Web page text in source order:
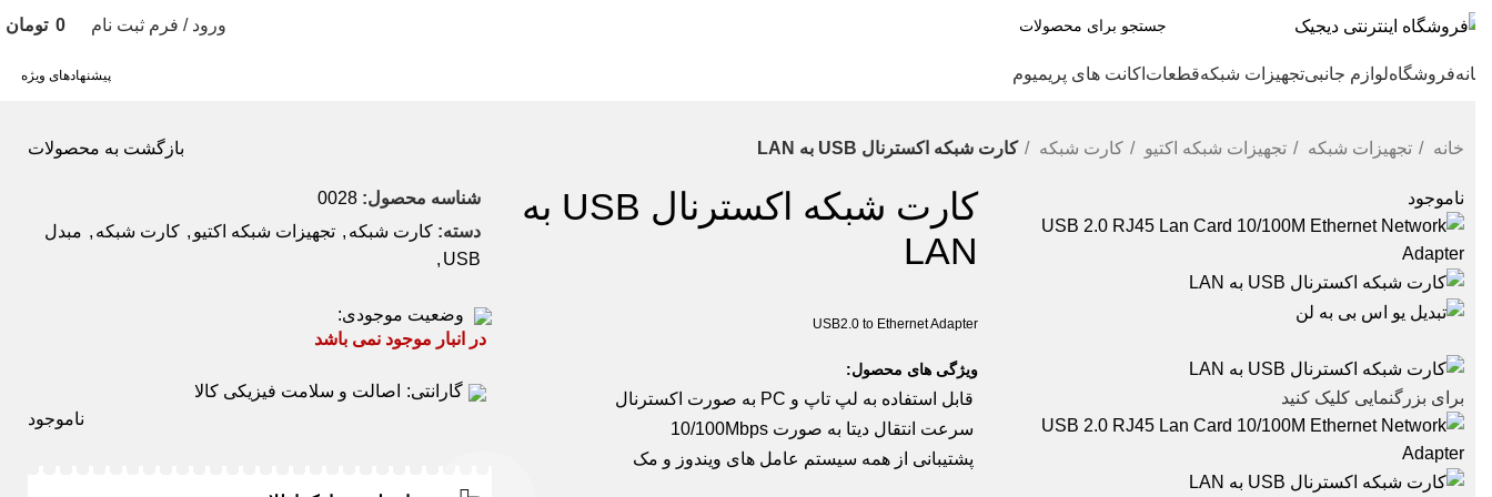
ورود / فرم ثبت نام تومان
فروشگاهلوازم جانبیتجهیزات شبکهقطعاتاکانت های پریمیوم پیشنهادهای ویژه
خانه تجهیزات شبکه تجهیزات شبکه اکتیو کارت شبکه کارت شبکه اکسترنال USB به LAN بازگشت به محصولات
ناموجود
برای بزرگنمایی کلیک کنید
کارت شبکه اکسترنال USB به
LAN
USB2.0 to Ethernet Adapter
ویژگی های محصول:
قابل استفاده به لپ تاپ و PC به صورت اکسترنال
سرعت انتقال دیتا به صورت 10/100Mbps
پشتیبانی از همه سیستم عامل های ویندوز و مک
شناسه محصول: 0028
دسته: کارت شبکه, تجهیزات شبکه اکتیو, کارت شبکه, مبدل
USB
,
وضعیت موجودی:
در انبار موجود نمی باشد
گارانتی: اصالت و سلامت فیزیکی کالا